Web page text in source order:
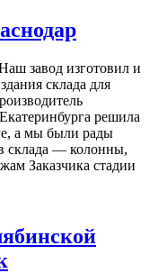
завод изготовил и
склада для
решила
а мы были рады
склада — колонны,
Заказчика стадии